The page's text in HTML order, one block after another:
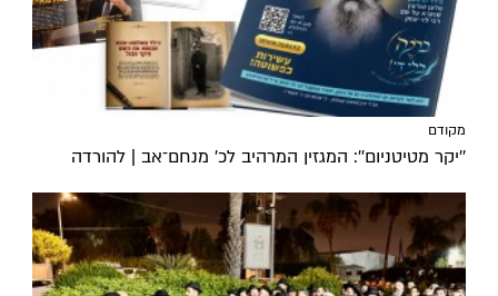
מקודם
''יקר מטיטניום'': המגזין המרהיב לכ’ מנחם־אב | להורדה